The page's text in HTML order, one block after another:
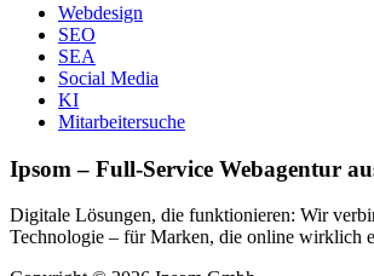
Webdesign
SEO
SEA
Social Media
KI
Mitarbeitersuche
Ipsom – Full-Service Webagentur
Digitale Lösungen, die funktionieren: Wir
Technologie – für Marken, die online wirklich